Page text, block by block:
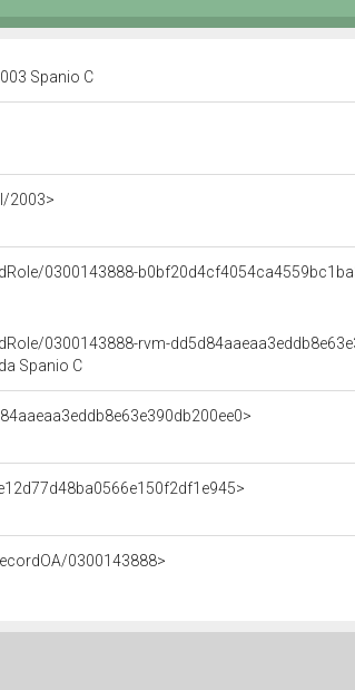
Spanio C
2003>
0300143888-
0300143888-rvm-
Spanio C
0300143888>